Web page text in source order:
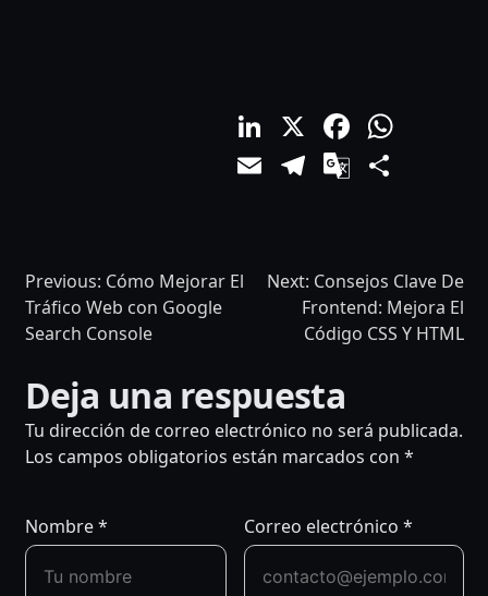
LinkedIn
X
EmailTelegram
Google
NAVEGACIÓN
DE
ENTRADAS
Previous: Cómo Mejorar El
Tráfico Web con Google
Search Console
Next: Consejos Clave De
Frontend: Mejora El
Código CSS Y HTML
Deja una respuesta
Tu dirección de correo electrónico no será publicada.
Los campos obligatorios están marcados con *
Nombre* Correo electrónico *